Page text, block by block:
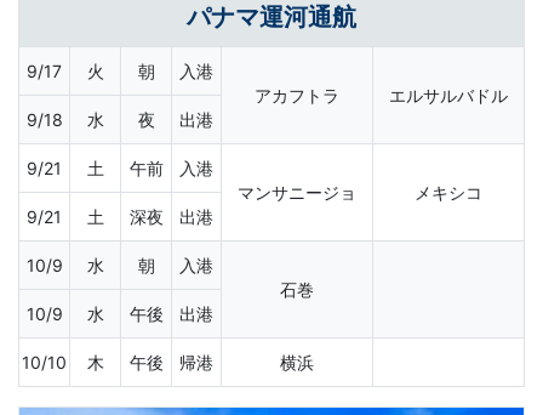
パナマ運河通航
9/17 火 朝
入港
アカフトラ
エルサルバドル
9/18
水 夜 出港
9/21 土 午前
入港
マンサニージョ
メキシコ
9/21
土 深夜 出港
10/9 水 朝
入港
石巻
10/9
水 午後 出港
10/10 木 午後 帰港 横浜